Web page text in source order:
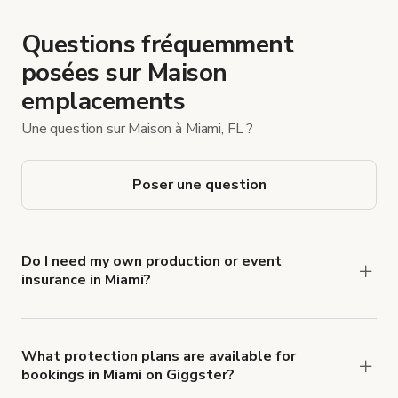
Questions fréquemment
posées sur Maison
emplacements
Une question sur Maison à Miami, FL ?
Poser une question
Do I need my own production or event
insurance in Miami?
insurance with liability coverage of no less than
$1,000,000.
What protection plans are available for
bookings in Miami on Giggster?